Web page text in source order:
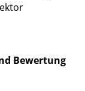
Bewertung